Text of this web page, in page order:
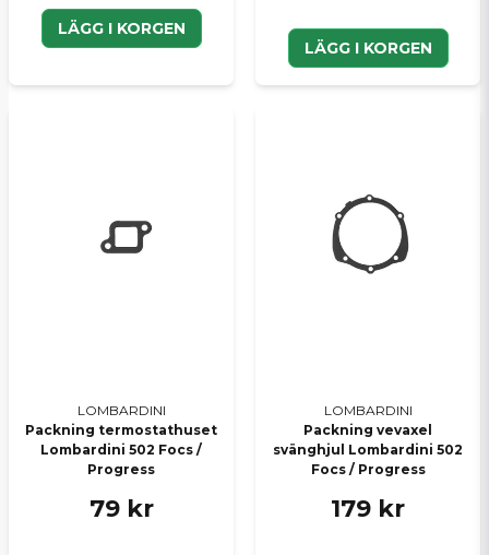
LÄGG I KORGEN
LÄGG I KORGEN
LOMBARDINI
Packning termostathuset
Lombardini 502 Focs /
Progress
79 kr
LOMBARDINI
Packning vevaxel
svänghjul Lombardini 502
Focs / Progress
179 kr